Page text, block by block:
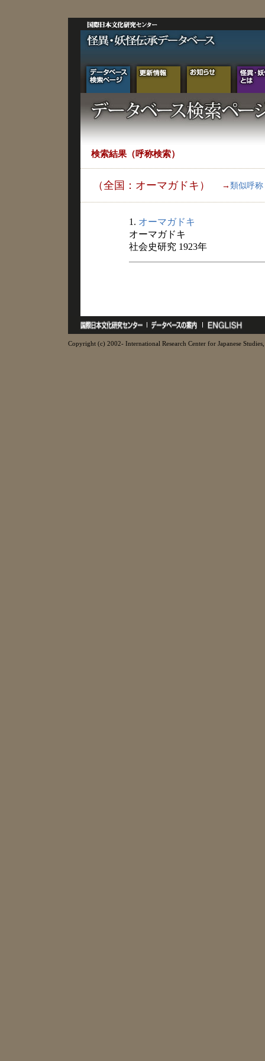
検索結果（呼称検索）
（全国：オーマガドキ） → 類似呼称
1. オーマガドキ
オーマガドキ
社会史研究 1923年
Copyright (c) 2002- International Research Center for Japanese